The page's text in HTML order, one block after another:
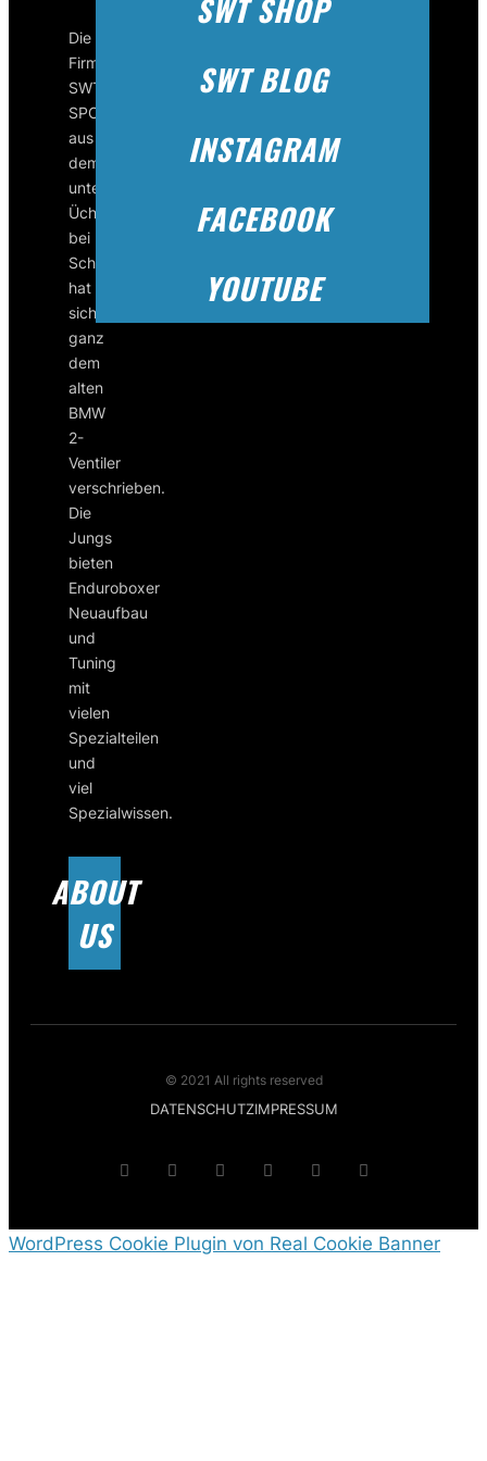
Die
Firma
SWT-
SPORTS
aus
dem
unterfränkischen
Üchtelhausen
bei
Schweinfurt
hat
sich
ganz
dem
alten
BMW
2-
Ventiler
verschrieben.
Die
Jungs
bieten
Enduroboxer
Neuaufbau
und
Tuning
mit
vielen
Spezialteilen
und
viel
Spezialwissen.
ABOUT
US
SWT SHOP
SWT BLOG
INSTAGRAM
FACEBOOK
YOUTUBE
© 2021 All rights reserved
DATENSCHUTZIMPRESSUM
WordPress Cookie Plugin von Real Cookie Banner